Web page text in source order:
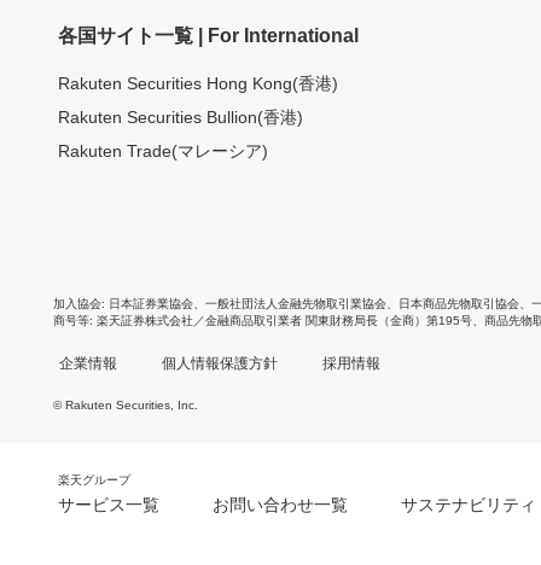
各国サイト一覧 | For International
Rakuten Securities Hong Kong(香港)
Rakuten Securities Bullion(香港)
Rakuten Trade(マレーシア)
加入協会 日本証券業協会 一般社団法人金融先物取引業協会 日本商品先物取引協会
商号等 楽天証券株式会社／金融商品取引業者 関東財務局長（金商）第195号、商品先物
企業情報 個人情報保護方針 採用情報
© Rakuten Securities, Inc.
楽天グループ
サービス一覧 お問い合わせ一覧 サステナビリティ